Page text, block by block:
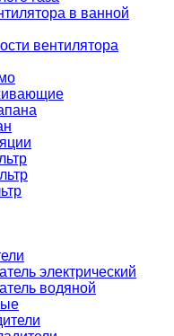
в ванной
вентилятора
электрический
водяной